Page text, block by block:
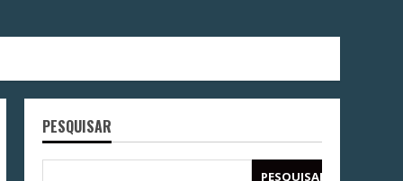
PESQUISAR
PESQUISAR